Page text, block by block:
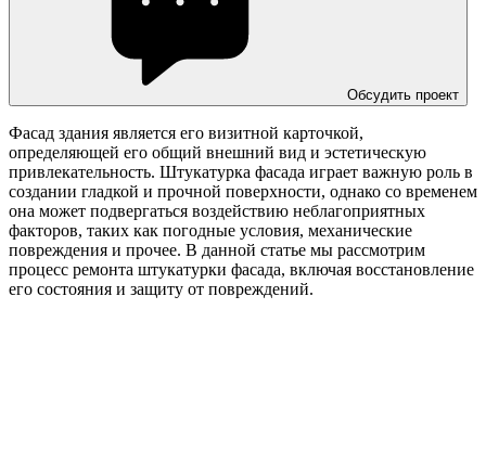
Обсудить проект
Фасад здания является его визитной карточкой,
определяющей его общий внешний вид и эстетическую
привлекательность. Штукатурка фасада играет важную роль в
создании гладкой и прочной поверхности, однако со временем
она может подвергаться воздействию неблагоприятных
факторов, таких как погодные условия, механические
повреждения и прочее. В данной статье мы рассмотрим
процесс ремонта штукатурки фасада, включая восстановление
его состояния и защиту от повреждений.